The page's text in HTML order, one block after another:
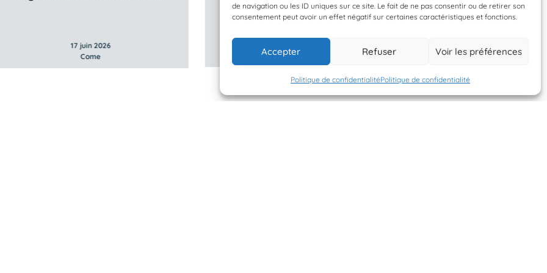
de navigation ou les ID uniques sur ce site. Le fait de ne pas consentir ou de retirer son
consentement peut avoir un effet négatif sur certaines caractéristiques et fonctions.
Accepter Refuser Voir les préférences
Politique de confidentialitéPolitique de confidentialité
17 juin 2026
Come
Come
Come